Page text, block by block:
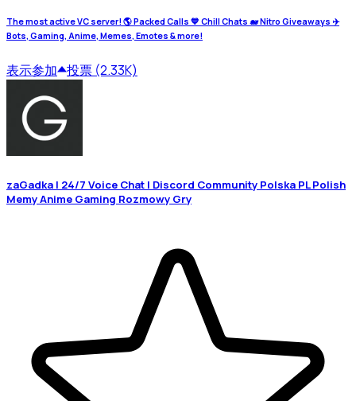
The most active VC server! 🌎 Packed Calls 💙 Chill Chats 🐋 Nitro Giveaways ✈️
Bots, Gaming, Anime, Memes, Emotes & more!
表示参加 投票 (2.33K)
zaGadka | 24/7 Voice Chat | Discord Community Polska PL Polish
Memy Anime Gaming Rozmowy Gry